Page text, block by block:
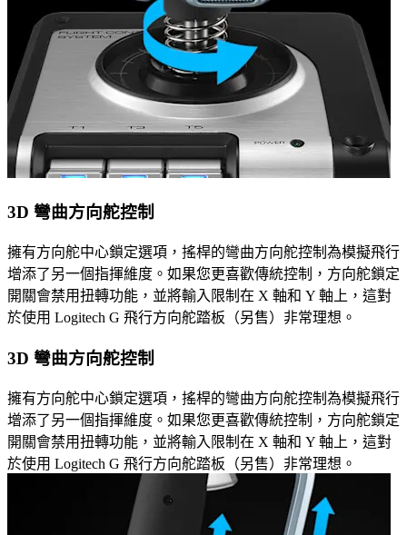
3D 彎曲方向舵控制
擁有方向舵中心鎖定選項，搖桿的彎曲方向舵控制為模擬飛行
增添了另一個指揮維度。如果您更喜歡傳統控制，方向舵鎖定
開關會禁用扭轉功能，並將輸入限制在 X 軸和 Y 軸上，這對
於使用 Logitech G 飛行方向舵踏板（另售）非常理想。
3D 彎曲方向舵控制
擁有方向舵中心鎖定選項，搖桿的彎曲方向舵控制為模擬飛行
增添了另一個指揮維度。如果您更喜歡傳統控制，方向舵鎖定
開關會禁用扭轉功能，並將輸入限制在 X 軸和 Y 軸上，這對
於使用 Logitech G 飛行方向舵踏板（另售）非常理想。